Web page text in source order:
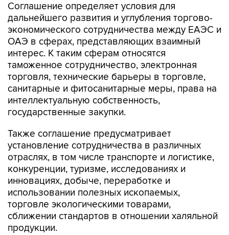
Соглашение определяет условия для
дальнейшего развития и углубления торгово-
экономического сотрудничества между ЕАЭС и
ОАЭ в сферах, представляющих взаимный
интерес. К таким сферам относятся
таможенное сотрудничество, электронная
торговля, технические барьеры в торговле,
санитарные и фитосанитарные меры, права на
интеллектуальную собственность,
государственные закупки.
Также соглашение предусматривает
установление сотрудничества в различных
отраслях, в том числе транспорте и логистике,
конкуренции, туризме, исследованиях и
инновациях, добыче, переработке и
использовании полезных ископаемых,
торговле экологическими товарами,
сближении стандартов в отношении халяльной
продукции.